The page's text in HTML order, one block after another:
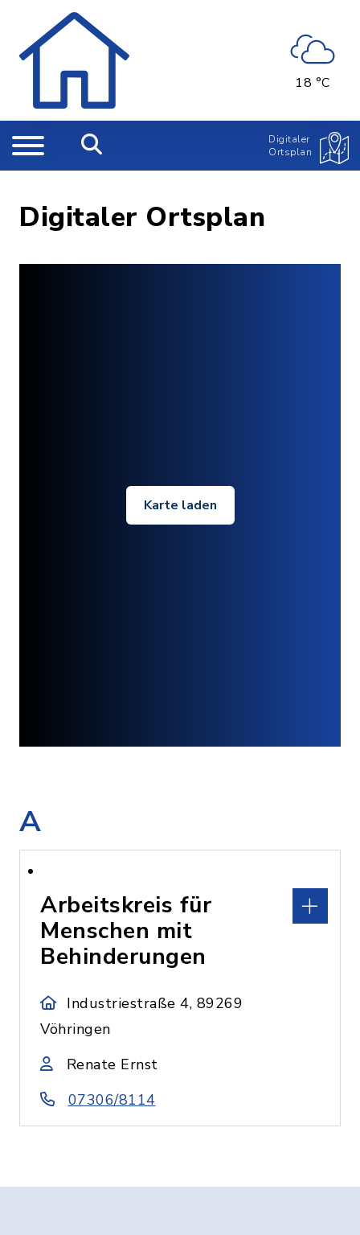
18 °C
Digitaler
Ortsplan
Digitaler Ortsplan
Karte laden
A
Arbeitskreis für
Menschen mit
Behinderungen
Industriestraße 4, 89269
Vöhringen
Renate Ernst
07306/8114